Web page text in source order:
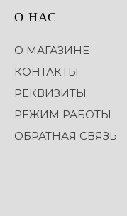
О НАС
О МАГАЗИНЕ
КОНТАКТЫ
РЕКВИЗИТЫ
РЕЖИМ РАБОТЫ
ОБРАТНАЯ СВЯЗЬ